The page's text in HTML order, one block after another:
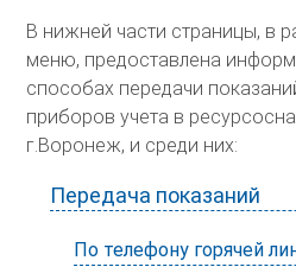
В нижней части страницы, в
меню, предоставлена
способах передачи
приборов учета в
г.Воронеж, и среди них:
Передача показаний
По телефону горячей